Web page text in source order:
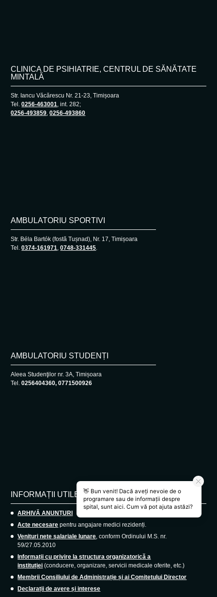
CLINICA DE PSIHIATRIE, CENTRUL DE SĂNĂTATE
MINTALĂ
Str. Iancu Văcărescu Nr. 21-23, Timișoara
Tel.0256-463001, int. 282;
0256-493859,0256-493860
AMBULATORIU SPORTIVI
Str. Béla Bartók (fostă Tușnad), Nr. 17, Timișoara
Tel.0374-161971,0748-331445.
AMBULATORIU STUDENȚI
Aleea Studenţilor nr. 3A, Timișoara
Tel.0256404360, 0771500926
INFORMAȚII UTILE
ARHIVĂ ANUNȚURI
Acte necesare pentru angajare medici rezidenți.
Venituri nete salariale lunare, conform Ordinului M.S. nr.
59/27.05.2010
Informații cu privire la structura organizatorică a
instituției (conducere, organizare, servicii medicale oferite, etc.)
Membrii Consiliului de Administrație și ai Comitetului Director
Declarații de avere și interese